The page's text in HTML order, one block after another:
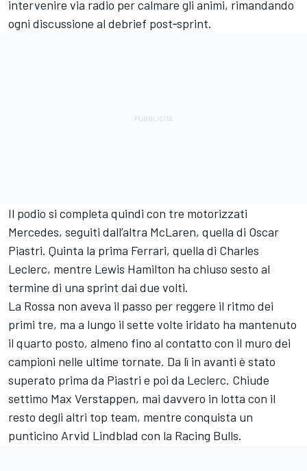
intervenire via radio per calmare gli animi, rimandando
ogni discussione al debrief post‑sprint.
Il podio si completa quindi con tre motorizzati
Mercedes, seguiti dall’altra McLaren, quella di Oscar
Piastri. Quinta la prima Ferrari, quella di Charles
Leclerc, mentre Lewis Hamilton ha chiuso sesto al
termine di una sprint dai due volti.
La Rossa non aveva il passo per reggere il ritmo dei
primi tre, ma a lungo il sette volte iridato ha mantenuto
il quarto posto, almeno fino al contatto con il muro dei
campioni nelle ultime tornate. Da lì in avanti è stato
superato prima da Piastri e poi da Leclerc. Chiude
settimo Max Verstappen, mai davvero in lotta con il
resto degli altri top team, mentre conquista un
punticino Arvid Lindblad con la Racing Bulls.